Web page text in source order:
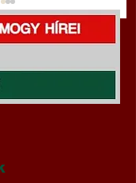
és
‒ 21/28.